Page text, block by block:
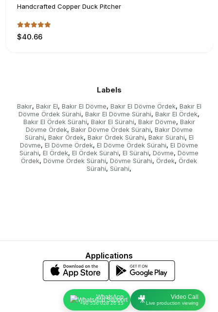
Handcrafted Copper Duck Pitcher
$40.66
Labels
Bakır, Bakır El, Bakır El Dövme, Bakır El Dövme Ördek, Bakır El
Dövme Ördek Sürahi, Bakır El Dövme Sürahi, Bakır El Ördek,
Bakır El Ördek Sürahi, Bakır El Sürahi, Bakır Dövme, Bakır
Dövme Ördek, Bakır Dövme Ördek Sürahi, Bakır Dövme
Sürahi, Bakır Ördek, Bakır Ördek Sürahi, Bakır Sürahi, El
Dövme, El Dövme Ördek, El Dövme Ördek Sürahi, El Dövme
Sürahi, El Ördek, El Ördek Sürahi, El Sürahi, Dövme, Dövme
Ördek, Dövme Ördek Sürahi, Dövme Sürahi, Ördek, Ördek
Sürahi, Sürahi,
Applications
WhatsApp
+90 536 028 20 15 🎥 Video Call
Live production viewing